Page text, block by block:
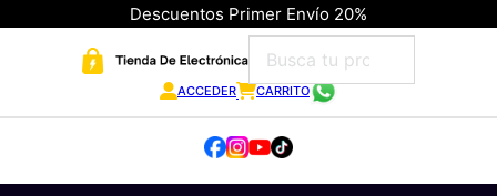
Descuentos Primer Envío 20%
ACCEDER CARRITO